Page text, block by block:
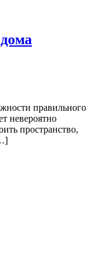
правильного
невероятно
пространство,